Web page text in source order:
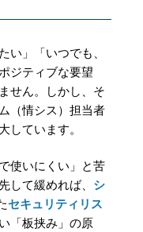
い」「いつでも、
ジティブな要望
せん。しかし、そ
（情シス）担当者
しています。
使いにくい」と苦
して緩めれば、 シ
セキュリティリス
「板挟み」の原